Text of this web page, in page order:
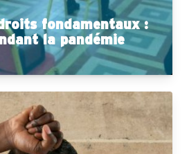
fondamentaux :
la pandémie